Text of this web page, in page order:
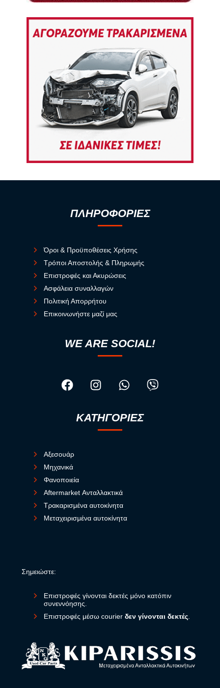
ΠΛΗΡΟΦΟΡΙΕΣ
Όροι & Προϋποθέσεις Χρήσης
Τρόποι Αποστολής & Πληρωμής
Επιστροφές και Ακυρώσεις
Ασφάλεια συναλλαγών
Πολιτική Απορρήτου
Επικοινωνήστε μαζί μας
WE ARE SOCIAL!
ΚΑΤΗΓΟΡΙΕΣ
Αξεσουάρ
Μηχανικά
Φανοποιεία
Aftermarket Ανταλλακτικά
Τρακαρισμένα αυτοκίνητα
Μεταχειρισμένα αυτοκίνητα
Σημειώστε:
Επιστροφές γίνονται δεκτές μόνο κατόπιν
συνεννόησης.
Επιστροφές μέσω courier δεν γίνονται δεκτές